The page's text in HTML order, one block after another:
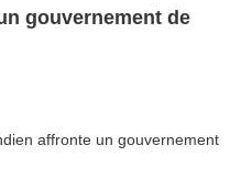
gouvernement de